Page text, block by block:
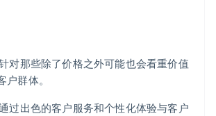
对那些除了价格之外可能也会看重价值
户群体。
过出色的客户服务和个性化体验与客户